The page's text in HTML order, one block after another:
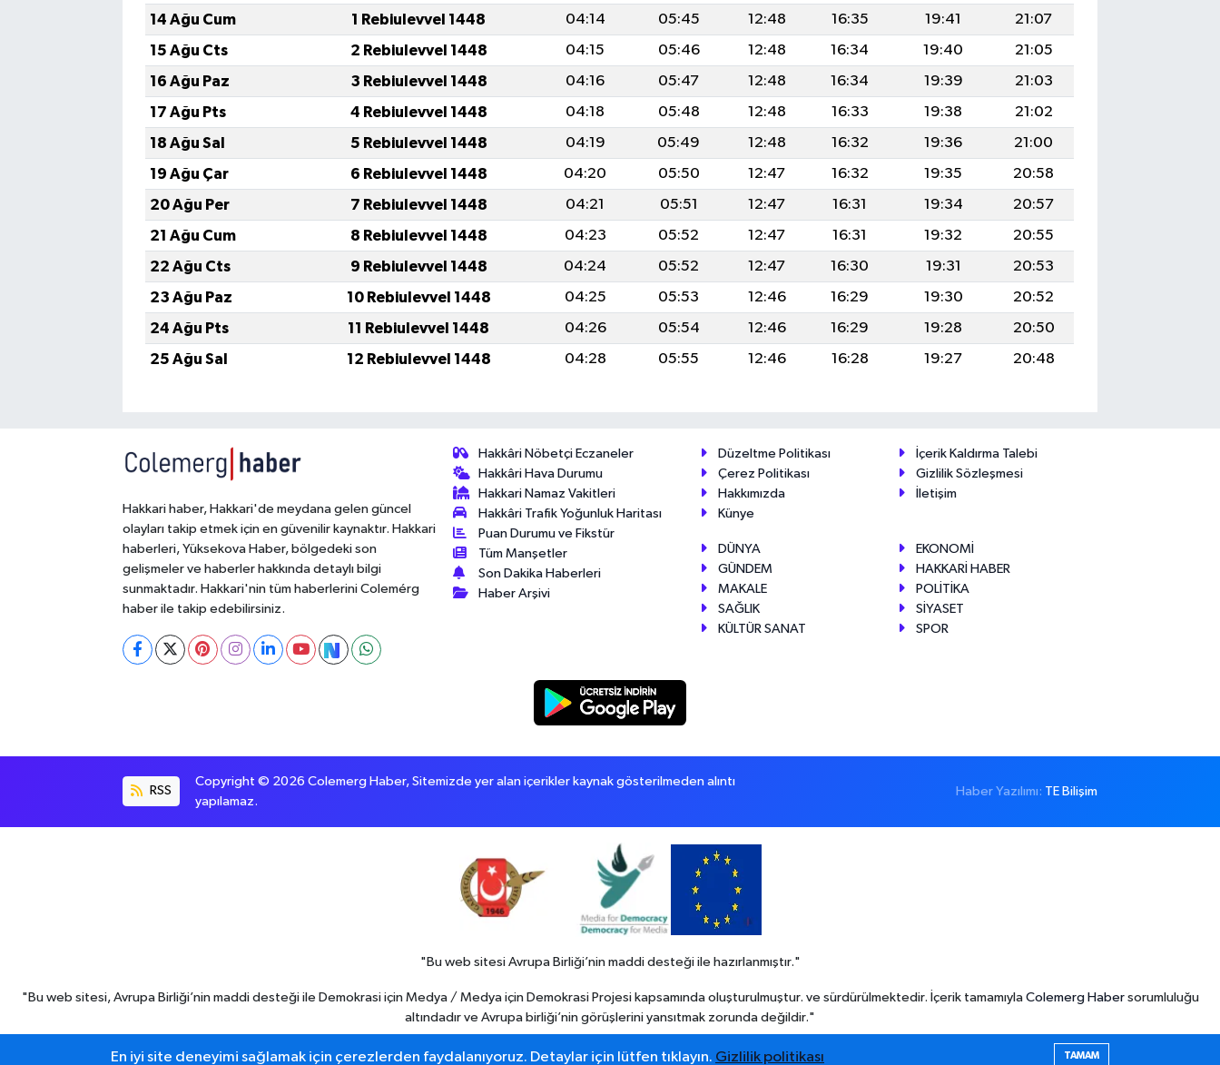
14 Ağu Cum
1 Rebiulevvel 1448 04:14 05:45 12:48 16:35 19:41
21:07
15 Ağu Cts
2 Rebiulevvel 1448 04:15 05:46 12:48 16:34 19:40
21:05
16 Ağu Paz
3 Rebiulevvel 1448 04:16 05:47 12:48 16:34 19:39
21:03
17 Ağu Pts
4 Rebiulevvel 1448 04:18 05:48 12:48 16:33 19:38
21:02
18 Ağu Sal
5 Rebiulevvel 1448 04:19 05:49 12:48 16:32 19:36
21:00
19 Ağu Çar
6 Rebiulevvel 1448 04:20 05:50 12:47 16:32 19:35
20:58
20 Ağu Per
7 Rebiulevvel 1448 04:21 05:51 12:47 16:31 19:34
20:57
21 Ağu Cum
8 Rebiulevvel 1448 04:23 05:52 12:47 16:31 19:32
20:55
22 Ağu Cts
9 Rebiulevvel 1448 04:24 05:52 12:47 16:30 19:31
20:53
23 Ağu Paz
10 Rebiulevvel 1448 04:25 05:53 12:46 16:29 19:30
20:52
24 Ağu Pts
11 Rebiulevvel 1448 04:26 05:54 12:46 16:29 19:28
20:50
25 Ağu Sal
12 Rebiulevvel 1448 04:28 05:55 12:46 16:28 19:27 20:48
Hakkari haber, Hakkari'de meydana gelen güncel
olayları takip etmek için en güvenilir kaynaktır. Hakkari
haberleri, Yüksekova Haber, bölgedeki son
gelişmeler ve haberler hakkında detaylı bilgi
sunmaktadır. Hakkari'nin tüm haberlerini Colemérg
haber ile takip edebilirsiniz.
Hakkâri Nöbetçi Eczaneler
Hakkâri Hava Durumu
Hakkari Namaz Vakitleri
Hakkâri Trafik Yoğunluk Haritası
Puan Durumu ve Fikstür
Tüm Manşetler
Son Dakika Haberleri
Haber Arşivi
Düzeltme Politikası
İçerik Kaldırma Talebi
Çerez Politikası
Gizlilik Sözleşmesi
Hakkımızda
İletişim
Künye
DÜNYA
EKONOMİ
GÜNDEM
HAKKARİ HABER
MAKALE
POLİTİKA
SAĞLIK
SİYASET
KÜLTÜR SANAT
SPOR
RSS
Copyright © 2026 Colemerg Haber, Sitemizde yer alan içerikler kaynak gösterilmeden alıntı
yapılamaz.
Haber Yazılımı: TE Bilişim
"Bu web sitesi Avrupa Birliği’nin maddi desteği ile hazırlanmıştır."
"Bu web sitesi, Avrupa Birliği’nin maddi desteği ile Demokrasi için Medya / Medya için Demokrasi Projesi kapsamında oluşturulmuştur. ve sürdürülmektedir. İçerik tamamıyla Colemerg Habersorumluluğu
altındadır ve Avrupa birliği’nin görüşlerini yansıtmak zorunda değildir."
En iyi site deneyimi sağlamak için çerezlerden faydalanıyoruz. Detaylar için lütfen tıklayın. Gizlilik politikası TAMAM